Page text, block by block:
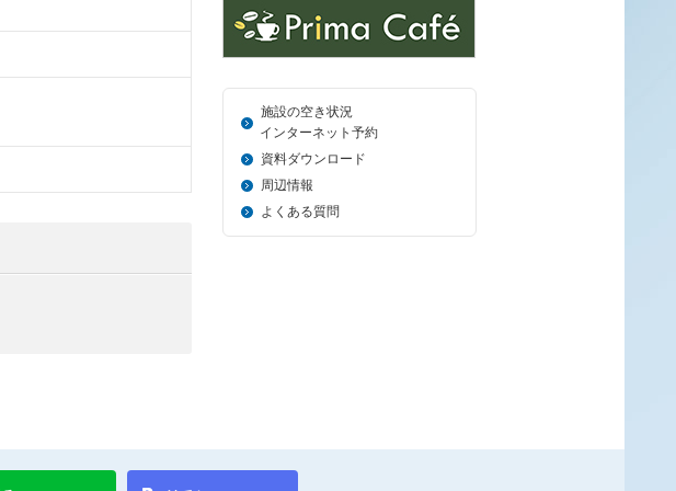
施設の空き状況
＿_ インターネット予約
資料ダウンロード
周辺情報
よくある質問